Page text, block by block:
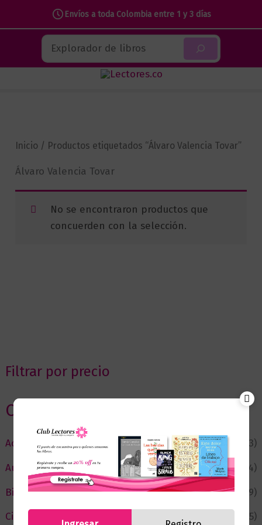
Envíos a toda Colombia entre 1 y 3 días
contenido
Buscar
Filtrar por precio
Categorias
Actualidad
(53)
Autor del Mes
(4)
Bienestar
(229)
Ciencia y Conocimiento
(75)
Inicio / Productos etiquetados “Álvaro Valencia Tovar”
Álvaro Valencia Tovar
No se encontraron productos que
concuerden con la selección.